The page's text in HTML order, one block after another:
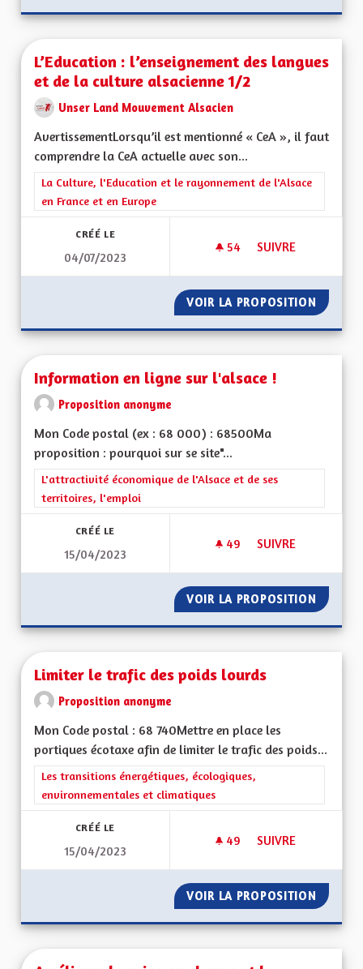
L’Education : l’enseignement des langues
et de la culture alsacienne 1/2
Unser Land Mouvement Alsacien
AvertissementLorsqu’il est mentionné « CeA », il faut
comprendre la CeA actuelle avec son...
Filtrer les résultats de la catégorie : La Culture, l'Education et
La Culture, l'Education et le rayonnement de l'Alsace
en France et en Europe
CRÉÉ LE
04/07/2023
54 54 ABONNÉS
SUIVRE
VOIR LA PROPOSITION
Information en ligne sur l'alsace !
Proposition anonyme
Mon Code postal (ex : 68 000) : 68500Ma
proposition : pourquoi sur se site"...
Filtrer les résultats de la catégorie : L'attractivité
L'attractivité économique de l'Alsace et de ses
territoires, l'emploi
CRÉÉ LE
15/04/2023
49 49 ABONNÉS
SUIVRE
VOIR LA PROPOSITION
Limiter le trafic des poids lourds
Proposition anonyme
Mon Code postal : 68 740Mettre en place les
portiques écotaxe afin de limiter le trafic des poids...
Filtrer les résultats de la catégorie : Les transitions
Les transitions énergétiques, écologiques,
environnementales et climatiques
CRÉÉ LE
15/04/2023
49 49 ABONNÉS
SUIVRE
VOIR LA PROPOSITION